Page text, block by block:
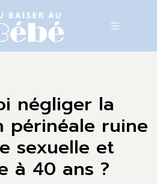
négliger la
périnéale ruine
sexuelle et
à 40 ans ?